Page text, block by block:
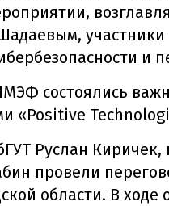
участники
и
состоялись
«Positive
Руслан
провели
области. В